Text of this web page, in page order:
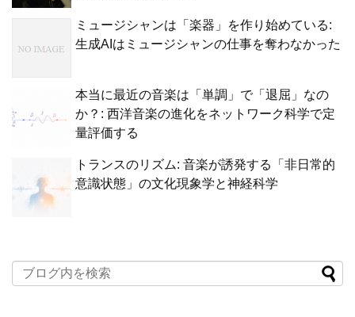
ミュージシャンは「楽器」を作り始めている:
生成AIはミュージシャンの仕事を奪わなかった
本当に最近の音楽は「単調」で「退屈」なの
か？: 西洋音楽の進化をネットワーク科学で定
量評価する
トランスのリズム: 音楽が誘発する「非日常的
意識状態」の文化現象学と神経科学